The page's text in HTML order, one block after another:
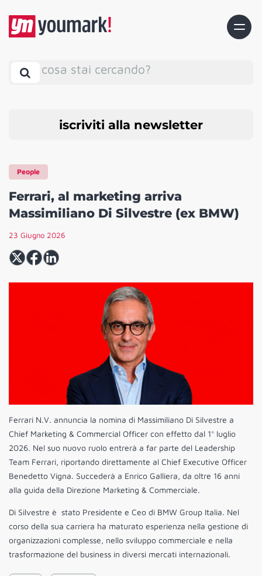
cosa stai cercando?
iscriviti alla newsletter
People
Ferrari, al marketing arriva
Massimiliano Di Silvestre (ex BMW)
23 Giugno 2026
Ferrari N.V. annuncia la nomina di Massimiliano Di Silvestre a
Chief Marketing & Commercial Officer con effetto dal 1° luglio
2026. Nel suo nuovo ruolo entrerà a far parte del Leadership
Team Ferrari, riportando direttamente al Chief Executive Officer
Benedetto Vigna. Succederà a Enrico Galliera, da oltre 16 anni
alla guida della Direzione Marketing & Commerciale.
Di Silvestre è stato Presidente e Ceo di BMW Group Italia. Nel
corso della sua carriera ha maturato esperienza nella gestione di
organizzazioni complesse, nello sviluppo commerciale e nella
trasformazione del business in diversi mercati internazionali.